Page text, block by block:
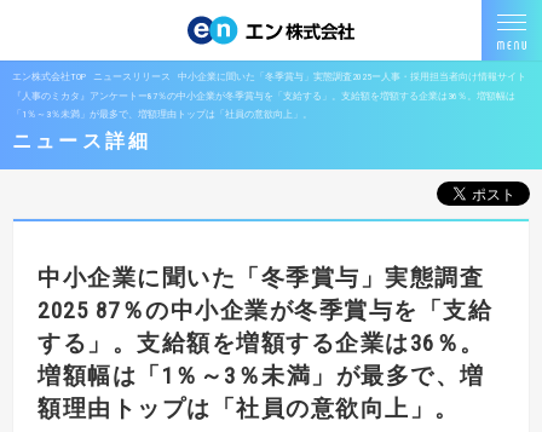
エン株式会社TOP ニュースリリース
中小企業に聞いた「冬季賞与」実態調査2025ー人事・採用担当者向け情報サイト
『人事のミカタ』アンケートー87％の中小企業が冬季賞与を「支給する」。支給額を増額する企業は36％。増額幅は
「1％～3％未満」が最多で、増額理由トップは「社員の意欲向上」。
ニュース詳細
中小企業に聞いた「冬季賞与」実態調査
2025 87％の中小企業が冬季賞与を「支給
する」。支給額を増額する企業は36％。
増額幅は「1％～3％未満」が最多で、増
額理由トップは「社員の意欲向上」。